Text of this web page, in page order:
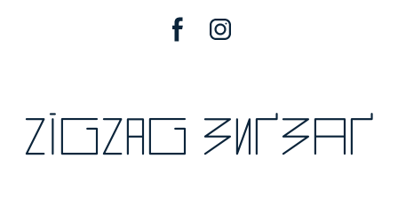
zigzag зиґзаґ